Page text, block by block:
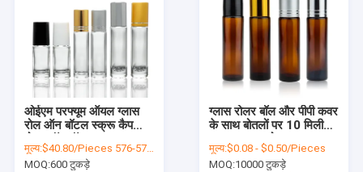
ओईएम परफ्यूम ऑयल ग्लास
रोल ऑन बॉटल स्क्रू कैप
मूल्य:$40.80/Pieces 576-5759 Pieces
MOQ:600 टुकड़े
ग्लास रोलर बॉल और पीपी कवर
के साथ बोतलों पर 10 मिली
मूल्य:$0.08 - $0.50/Pieces
MOQ:10000 टुकड़े